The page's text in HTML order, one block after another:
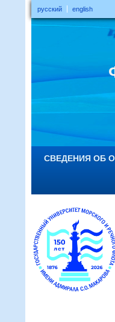
русский english
СВЕДЕНИЯ ОБ